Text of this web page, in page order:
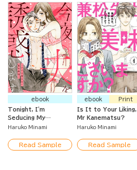
ebook
Tonight, I'm
Seducing My
Husband ~ Bedroom
Others About ~
Haruko Minami
Read Sample
ebook
Print
Is It to Your Liking,
Mr Kanematsu?
Haruko Minami
Read Sample